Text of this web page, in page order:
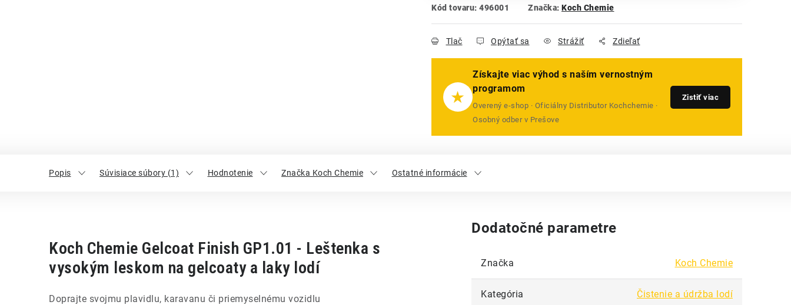
Kód tovaru: 496001 Značka: Koch Chemie
Tlač Opýtať sa Strážiť Zdieľať
★
Získajte viac výhod s naším vernostným
programom
Overený e-shop · Oficiálny Distributor Kochchemie ·
Osobný odber v Prešove
Zistiť viac
Popis Súvisiace súbory (1) Hodnotenie Značka Koch Chemie Ostatné informácie
Koch Chemie Gelcoat Finish GP1.01 - Leštenka s
vysokým leskom na gelcoaty a laky lodí
Doprajte svojmu plavidlu, karavanu či priemyselnému vozidlu
Dodatočné parametre
Značka Koch Chemie
Kategória Čistenie a údržba lodí